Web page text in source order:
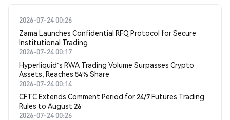
2026-07-24 00:26
Zama Launches Confidential RFQ Protocol for Secure
Institutional Trading
2026-07-24 00:17
Hyperliquid's RWA Trading Volume Surpasses Crypto
Assets, Reaches 54% Share
2026-07-24 00:14
CFTC Extends Comment Period for 24/7 Futures Trading
Rules to August 26
2026-07-24 00:26